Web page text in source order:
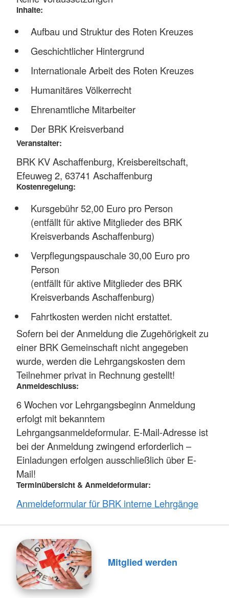
Inhalte:
Aufbau und Struktur des Roten Kreuzes
Geschichtlicher Hintergrund
Internationale Arbeit des Roten Kreuzes
Humanitäres Völkerrecht
Ehrenamtliche Mitarbeiter
Der BRK Kreisverband
Veranstalter:
BRK KV Aschaffenburg, Kreisbereitschaft,
Efeuweg 2, 63741 Aschaffenburg
Kostenregelung:
Kursgebühr 52,00 Euro pro Person
(entfällt für aktive Mitglieder des BRK
Kreisverbands Aschaffenburg)
Verpflegungspauschale 30,00 Euro pro
Person
(entfällt für aktive Mitglieder des BRK
Kreisverbands Aschaffenburg)
Fahrtkosten werden nicht erstattet.
Sofern bei der Anmeldung die Zugehörigkeit zu
einer BRK Gemeinschaft nicht angegeben
wurde, werden die Lehrgangskosten dem
Teilnehmer privat in Rechnung gestellt!
Anmeldeschluss:
6 Wochen vor Lehrgangsbeginn Anmeldung
erfolgt mit bekanntem
Lehrgangsanmeldeformular. E-Mail-Adresse ist
bei der Anmeldung zwingend erforderlich –
Einladungen erfolgen ausschließlich über E-
Mail!
Terminübersicht & Anmeldeformular:
Anmeldeformular für BRK interne Lehrgänge
Mitglied werden